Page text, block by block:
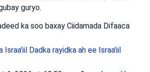
guryo.
ka soo baxay Ciidamada Difaaca
Israa'iil Dadka rayidka ah ee Israa'iil